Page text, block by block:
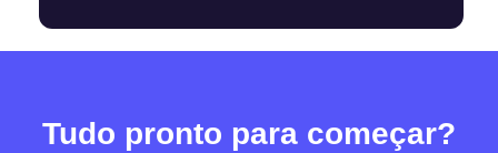
Tudo pronto para começar?